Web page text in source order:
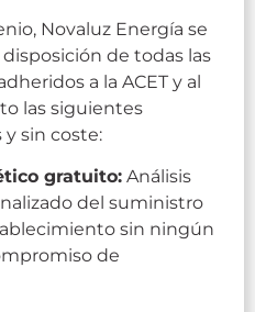
Novaluz Energía se
de todas las
a la ACET y al
las siguientes
y sin coste:
gratuito: Análisis
del suministro
sin ningún
de